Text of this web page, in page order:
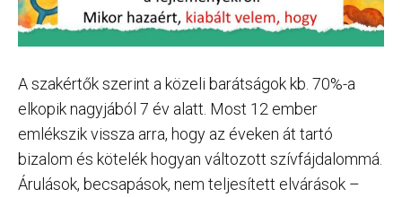
A szakértők szerint a közeli barátságok kb. 70%-a
elkopik nagyjából 7 év alatt. Most 12 ember
emlékszik vissza arra, hogy az éveken át tartó
bizalom és kötelék hogyan változott szívfájdalommá.
Árulások, becsapások, nem teljesített elvárások –